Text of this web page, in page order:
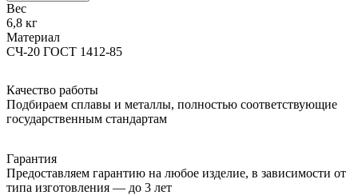
Вес
6,8 кг
Материал
СЧ-20 ГОСТ 1412-85
Качество работы
Подбираем сплавы и металлы, полностью соответствующие
государственным стандартам
Гарантия
Предоставляем гарантию на любое изделие, в зависимости от
типа изготовления — до 3 лет